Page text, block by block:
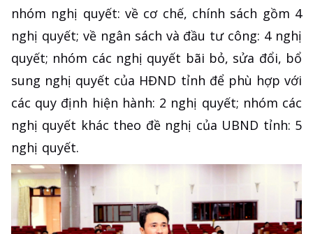
nhóm nghị quyết: về cơ chế, chính sách gồm 4
nghị quyết; về ngân sách và đầu tư công: 4 nghị
quyết; nhóm các nghị quyết bãi bỏ, sửa đổi, bổ
sung nghị quyết của HĐND tỉnh để phù hợp với
các quy định hiện hành: 2 nghị quyết; nhóm các
nghị quyết khác theo đề nghị của UBND tỉnh: 5
nghị quyết.